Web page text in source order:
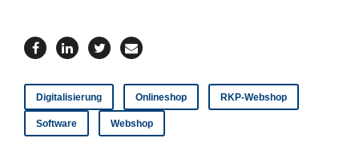
Digitalisierung Onlineshop RKP-Webshop
Software Webshop